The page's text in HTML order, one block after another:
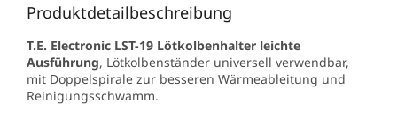
Produktdetailbeschreibung
T.E. Electronic LST-19 Lötkolbenhalter leichte
Ausführung, Lötkolbenständer universell verwendbar,
mit Doppelspirale zur besseren Wärmeableitung und
Reinigungsschwamm.